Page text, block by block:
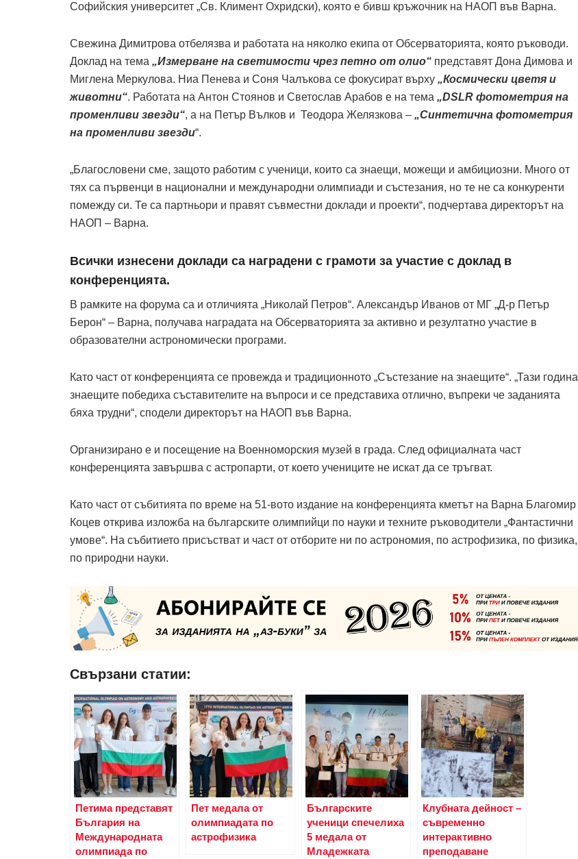
Софийския университет „Св. Климент Охридски), която е бивш кръжочник на НАОП във Варна.
Свежина Димитрова отбелязва и работата на няколко екипа от Обсерваторията, която ръководи.
Доклад на тема „Измерване на светимости чрез петно от олио“ представят Дона Димова и
Миглена Меркулова. Ниа Пенева и Соня Чалъкова се фокусират върху „Космически цветя и
животни“. Работата на Антон Стоянов и Светослав Арабов е на тема „DSLR фотометрия на
променливи звезди“, а на Петър Вълков и Теодора Желязкова – „Синтетична фотометрия
на променливи звезди“.
„Благословени сме, защото работим с ученици, които са знаещи, можещи и амбициозни. Много от
тях са първенци в национални и международни олимпиади и състезания, но те не са конкуренти
помежду си. Те са партньори и правят съвместни доклади и проекти“, подчертава директорът на
НАОП – Варна.
Всички изнесени доклади са наградени с грамоти за участие с доклад в
конференцията.
В рамките на форума са и отличията „Николай Петров“. Александър Иванов от МГ „Д-р Петър
Берон“ – Варна, получава наградата на Обсерваторията за активно и резултатно участие в
образователни астрономически програми.
Като част от конференцията се провежда и традиционното „Състезание на знаещите“. „Тази година
знаещите победиха съставителите на въпроси и се представиха отлично, въпреки че заданията
бяха трудни“, сподели директорът на НАОП във Варна.
Организирано е и посещение на Военноморския музей в града. След официалната част
конференцията завършва с астропарти, от което учениците не искат да се тръгват.
Като част от събитията по време на 51-вото издание на конференцията кметът на Варна Благомир
Коцев открива изложба на българските олимпийци по науки и техните ръководители „Фантастични
умове“. На събитието присъстват и част от отборите ни по астрономия, по астрофизика, по физика,
по природни науки.
Свързани статии:
Петима представят
България на
Международната
олимпиада по
Пет медала от
олимпиадата по
астрофизика
Българските
ученици спечелиха
5 медала от
Младежката
Клубната дейност –
съвременно
интерактивно
преподаване